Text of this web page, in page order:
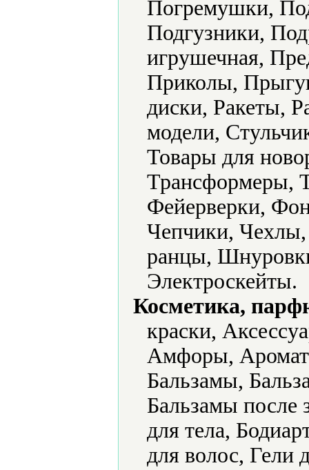
Погремушки,
Подгузники,
игрушечная,
Приколы,
диски, Ракеты,
модели,
Товары для
Трансформеры,
Фейерверки,
Чепчики,
ранцы,
Электроскейты.
Косметика,
краски,
Амфоры,
Бальзамы,
Бальзамы после
для тела,
для волос, Гели